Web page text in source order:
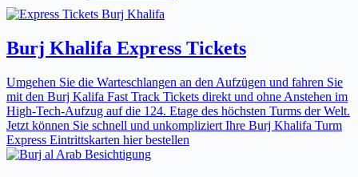
Burj Khalifa Express Tickets
Umgehen Sie die Warteschlangen an den Aufzügen und fahren Sie
mit den Burj Kalifa Fast Track Tickets direkt und ohne Anstehen im
High-Tech-Aufzug auf die 124. Etage des höchsten Turms der Welt.
Jetzt können Sie schnell und unkompliziert Ihre Burj Khalifa Turm
Express Eintrittskarten hier bestellen